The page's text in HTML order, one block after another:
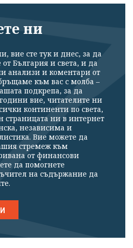
ни
вие сте тук и днес, за да
България и света, и да
анализи и коментари от
към вас с молба –
подкрепа, за да
вие, читателите ни
континенти по света,
страницата ни в интернет
независима и
Вие можете да
стремеж към
от финансови
да помогнете
на съдържание да